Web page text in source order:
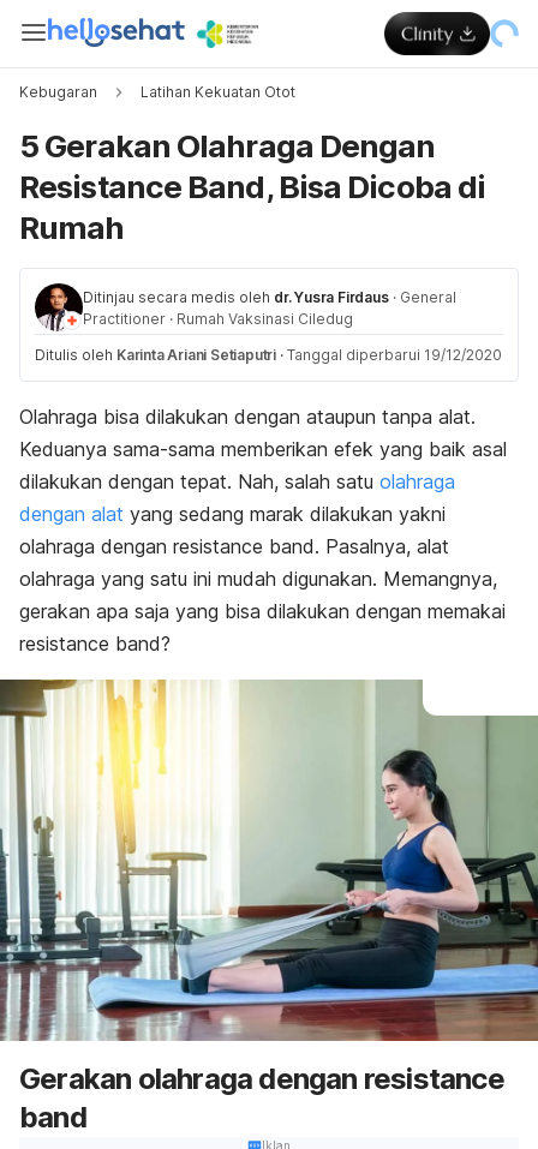
Kebugaran Latihan Kekuatan Otot
5 Gerakan Olahraga Dengan
Resistance Band, Bisa Dicoba di
Rumah
Ditinjau secara medis oleh dr. Yusra Firdaus · General
Practitioner · Rumah Vaksinasi Ciledug
Ditulis oleh Karinta Ariani Setiaputri · Tanggal diperbarui 19/12/2020
Olahraga bisa dilakukan dengan ataupun tanpa alat.
Keduanya sama-sama memberikan efek yang baik asal
dilakukan dengan tepat. Nah, salah satu olahraga
dengan alat yang sedang marak dilakukan yakni
olahraga dengan resistance band. Pasalnya, alat
olahraga yang satu ini mudah digunakan. Memangnya,
gerakan apa saja yang bisa dilakukan dengan memakai
resistance band?
Gerakan olahraga dengan resistance
band
Iklan